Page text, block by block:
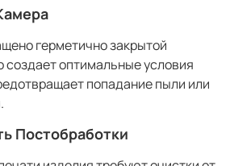
герметично закрытой
создает оптимальные условия
попадание пыли или
Постобработки